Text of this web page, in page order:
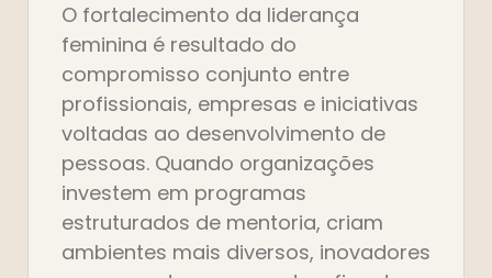
O fortalecimento da liderança
feminina é resultado do
compromisso conjunto entre
profissionais, empresas e iniciativas
voltadas ao desenvolvimento de
pessoas. Quando organizações
investem em programas
estruturados de mentoria, criam
ambientes mais diversos, inovadores